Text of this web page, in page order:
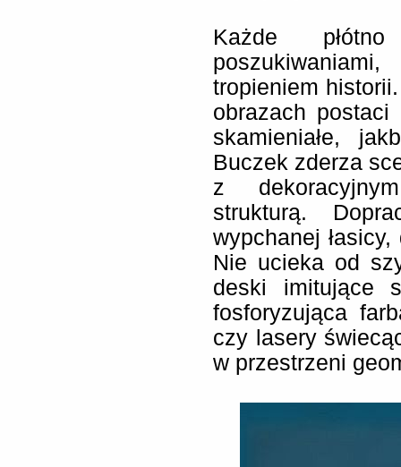
Każde
tropieniem
obrazach
skamieniałe,
Buczek zderza
z
strukturą.
wypchanej
Nie ucieka od
deski imitujące
fosforyzująca
czy lasery
w przestrzeni